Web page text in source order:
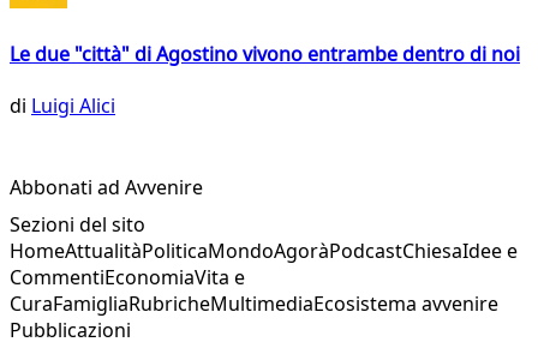
Le due "città" di Agostino vivono entrambe dentro di noi
di Luigi Alici
Abbonati ad Avvenire
Sezioni del sito
HomeAttualitàPoliticaMondoAgoràPodcastChiesaIdee e
CommentiEconomiaVita e
CuraFamigliaRubricheMultimediaEcosistema avvenire
Pubblicazioni